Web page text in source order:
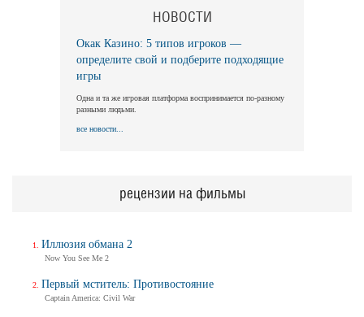
НОВОСТИ
Окак Казино: 5 типов игроков —
определите свой и подберите подходящие
игры
Одна и та же игровая платформа воспринимается по-разному
разными людьми.
все новости...
рецензии на фильмы
Иллюзия обмана 2
Now You See Me 2
Первый мститель: Противостояние
Captain America: Civil War